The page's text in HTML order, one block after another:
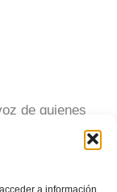
a información
de quienes
la